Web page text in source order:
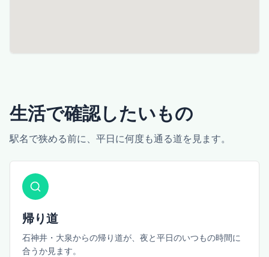
生活で確認したいもの
駅名で狭める前に、平日に何度も通る道を見ます。
帰り道
石神井・大泉からの帰り道が、夜と平日のいつもの時間に
合うか見ます。